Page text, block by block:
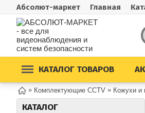
Абсолют-маркет Главная
КАТАЛОГ ТОВАРОВ
» Комплектующие CCTV » Кожухи и
КАТАЛОГ